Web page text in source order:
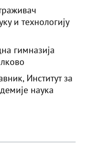
и технологију
гимназија
Институт за
наука